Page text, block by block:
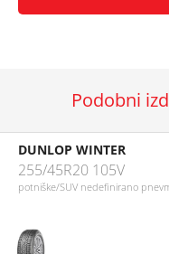
Podobni
DUNLOP WINTER
255/45R20 105V
potniške/SUV nedefinirano